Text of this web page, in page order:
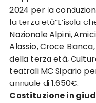
2024 per la
la terza età”L’isola
Nazionale Alpini,
Alassio, Croce
della terza età,
teatrali MC Sipario
annuale di 1.650€.
Costituzione in